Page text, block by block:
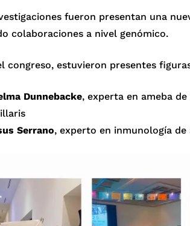
fueron presentan una
colaboraciones a nivel genómico.
congreso, estuvieron presentes
Dunnebacke, experta en ameba
Serrano, experto en inmunología de